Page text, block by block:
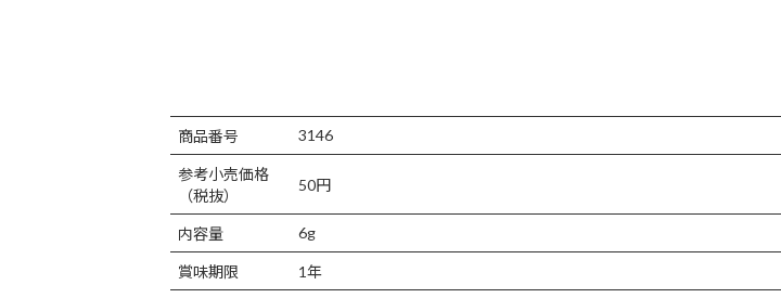
商品番号 3146
参考小売価格
（税抜）
50円
内容量 6g
賞味期限 1年